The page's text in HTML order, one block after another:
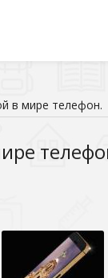
в мире телефон.